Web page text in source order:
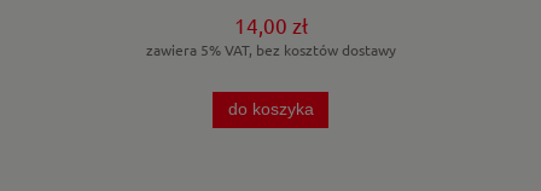
14,00 zł
zawiera 5% VAT, bez kosztów dostawy
do koszyka